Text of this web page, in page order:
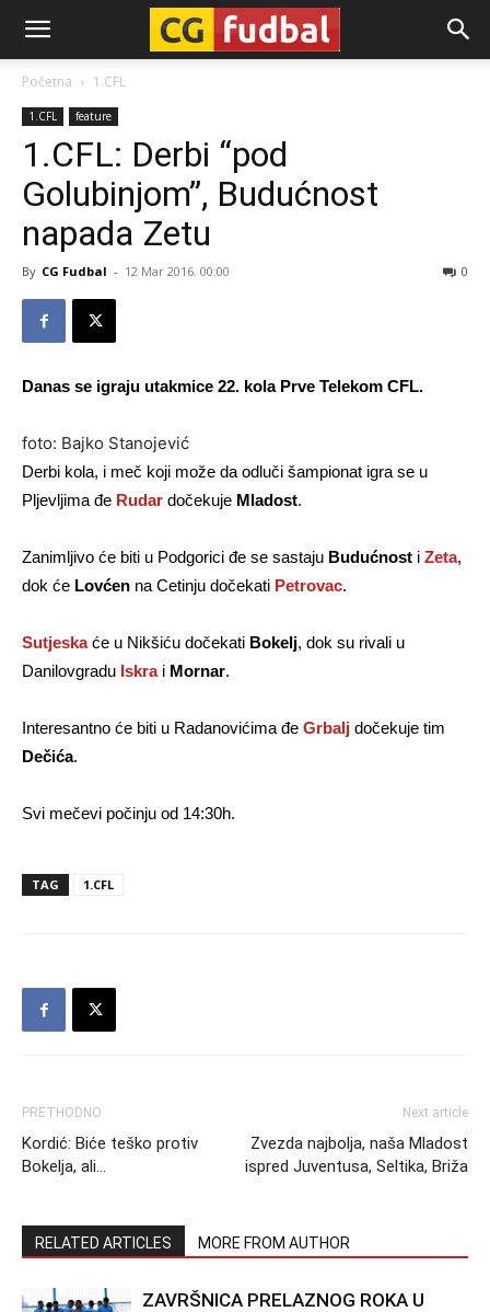
CG-
Fudbal
Početna 1.CFL
1.CFL feature
1.CFL: Derbi “pod
Golubinjom”, Budućnost
napada Zetu
By CG Fudbal - 12 Mar 2016. 00:00 0
Danas se igraju utakmice 22. kola Prve Telekom CFL.
foto: Bajko Stanojević
Derbi kola, i meč koji može da odluči šampionat igra se u
Pljevljima đe Rudar dočekuje Mladost.
Zanimljivo će biti u Podgorici đe se sastaju Budućnost i Zeta,
dok će Lovćen na Cetinju dočekati Petrovac.
Sutjeskaće u Nikšiću dočekati Bokelj, dok su rivali u
Danilovgradu Iskrai Mornar.
Interesantno će biti u Radanovićima đe Grbalj dočekuje tim
Dečića.
Svi mečevi počinju od 14:30h.
TAG 1.CFL
PRETHODNO
Kordić: Biće teško protiv
Bokelja, ali…
Next article
Zvezda najbolja, naša Mladost
ispred Juventusa, Seltika, Briža
RELATED ARTICLES MORE FROM AUTHOR
ZAVRŠNICA PRELAZNOG ROKA U